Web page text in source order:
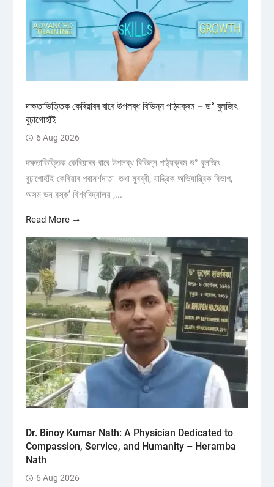
দক্ষতাভিত্তিক কেৰিয়াৰৰ বাবে উপলব্ধ বিভিন্ন পাঠ্যক্ৰম – ড° বুলজিৎ
বুঢ়াগোহাঁই
6 Aug 2026
দক্ষতাভিত্তিক কেৰিয়াৰৰ বাবে উপলব্ধ বিভিন্ন পাঠ্যক্ৰম ড° বুলজিৎ
বুঢ়াগোহাঁই কেৰিয়াৰ পৰামৰ্শদাতা তথা মুৰব্বী, যান্ত্রিক অভিযান্ত্রিক বিভাগ,
অসম ডন বস্ক’ বিশ্ববিদ্যালয় ,...
Read More
Dr. Binoy Kumar Nath: A Physician Dedicated to
Compassion, Service, and Humanity – Heramba
Nath
6 Aug 2026